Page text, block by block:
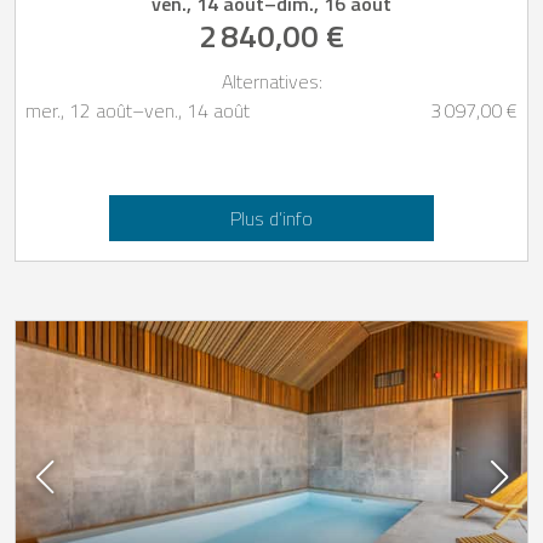
2 840,00 €
Alternatives:
mer., 12 août–ven., 14 août 3 097,00 €
Plus d’info